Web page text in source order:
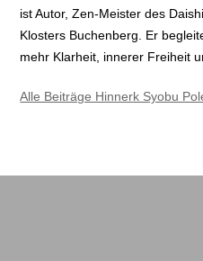
ist Autor, Zen-Meister des
Klosters Buchenberg. Er
mehr Klarheit, innerer Freiheit
Alle Beiträge Hinnerk Syobu